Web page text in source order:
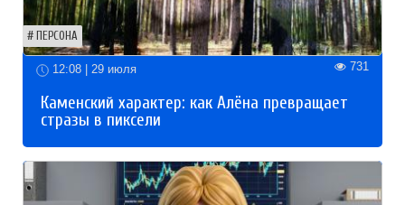
ПЕРСОНА
12:08 | 29 июля 731
Каменский характер: как Алёна превращает
стразы в пиксели